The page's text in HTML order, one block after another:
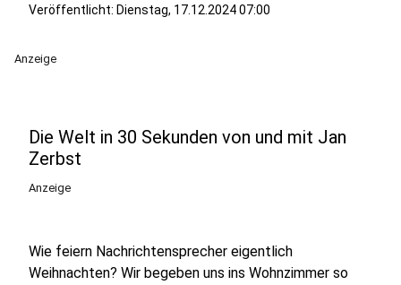
Veröffentlicht: Dienstag, 17.12.2024 07:00
Anzeige
Die Welt in 30 Sekunden von und mit Jan
Zerbst
Anzeige
Wie feiern Nachrichtensprecher eigentlich
Weihnachten? Wir begeben uns ins Wohnzimmer so